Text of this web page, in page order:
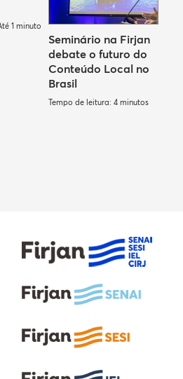
1 minuto
Seminário na Firjan
debate o futuro do
Conteúdo Local no
Brasil
Tempo de leitura: 4 minutos